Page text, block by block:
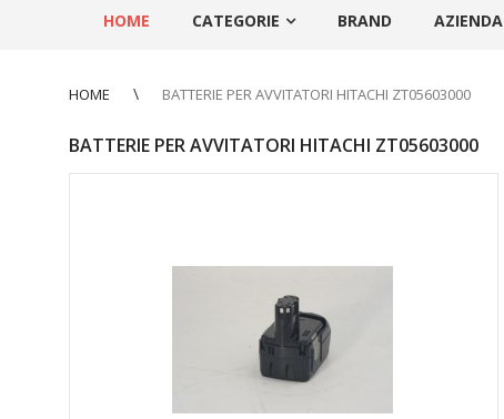
HOME CATEGORIE BRAND AZIENDA
HOME BATTERIE PER AVVITATORI HITACHI ZT05603000
BATTERIE PER AVVITATORI HITACHI ZT05603000